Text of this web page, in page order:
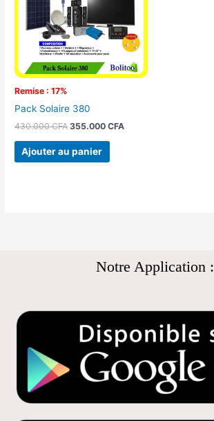
Remise : 17%
Pack Solaire 380
430.000CFA 355.000CFA
Ajouter au panier
Notre Application :